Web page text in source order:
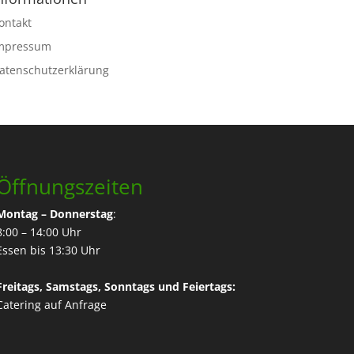
– Donnerstag:
– 14:00 Uhr
bis 13:30 Uhr
Samstags, Sonntags und Feiertags:
auf Anfrage